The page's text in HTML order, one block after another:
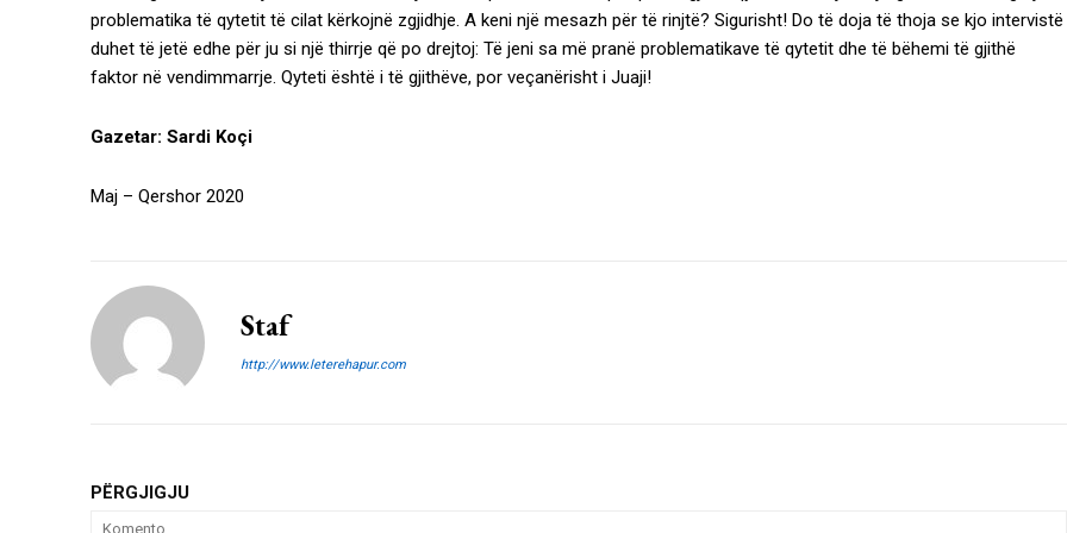
problematika të qytetit të cilat kërkojnë zgjidhje. A keni një mesazh për të rinjtë? Sigurisht! Do të doja të thoja se kjo intervistë
duhet të jetë edhe për ju si një thirrje që po drejtoj: Të jeni sa më pranë problematikave të qytetit dhe të bëhemi të gjithë
faktor në vendimmarrje. Qyteti është i të gjithëve, por veçanërisht i Juaji!
Gazetar: Sardi Koçi
Maj – Qershor 2020
Staf
http://www.leterehapur.com
PËRGJIGJU